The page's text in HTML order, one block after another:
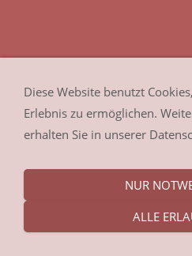
Diese Website benutzt
Erlebnis zu ermöglichen.
erhalten Sie in unserer
NUR
ALLE